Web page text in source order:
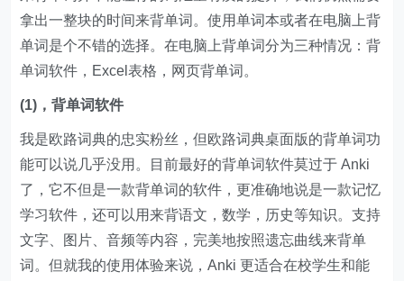
单词软件，Excel表格，网页背单词。
(1)，背单词软件
我是欧路词典的忠实粉丝，但欧路词典桌面版的背单词功
能可以说几乎没用。目前最好的背单词软件莫过于 Anki
了，它不但是一款背单词的软件，更准确地说是一款记忆
学习软件，还可以用来背语文，数学，历史等知识。支持
文字、图片、音频等内容，完美地按照遗忘曲线来背单
词。但就我的使用体验来说，Anki 更适合在校学生和能
自己制作卡片的人使用。目前最好的 COCA20000 词频
表 Anki 记忆库是这个。